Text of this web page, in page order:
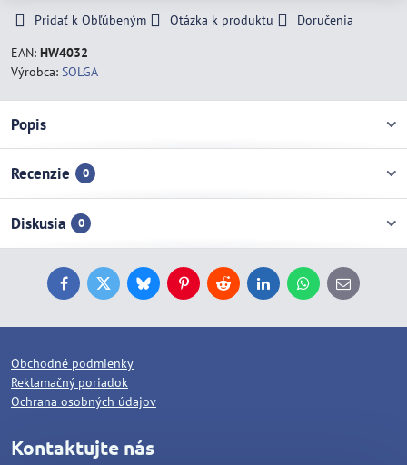
Pridať k Obľúbeným Otázka k produktu
Doručenia
EAN: HW4032
Výrobca: SOLGA
Popis
Recenzie 0
Diskusia 0
FacebookTwitterBlueskyPinterestReddit LinkedInWhatsApp
E-
mail
Obchodné podmienky
Reklamačný poriadok
Ochrana osobných údajov
Kontaktujte nás